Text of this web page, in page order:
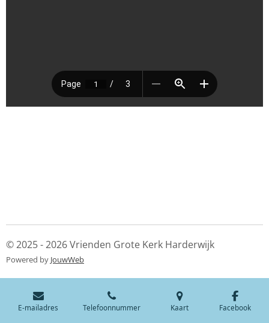
© 2025 - 2026 Vrienden Grote Kerk Harderwijk
Powered by JouwWeb
E-mailadres Telefoonnummer Kaart Facebook